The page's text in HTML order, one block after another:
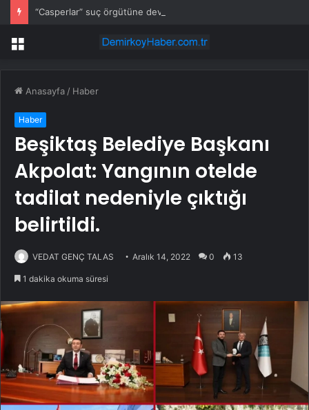
Menü
Anasayfa / Haber
Haber
Beşiktaş Belediye Başkanı
Akpolat: Yangının otelde
tadilat nedeniyle çıktığı
belirtildi.
VEDAT GENÇ TALAS Aralık 14, 2022 0 13
1 dakika okuma süresi